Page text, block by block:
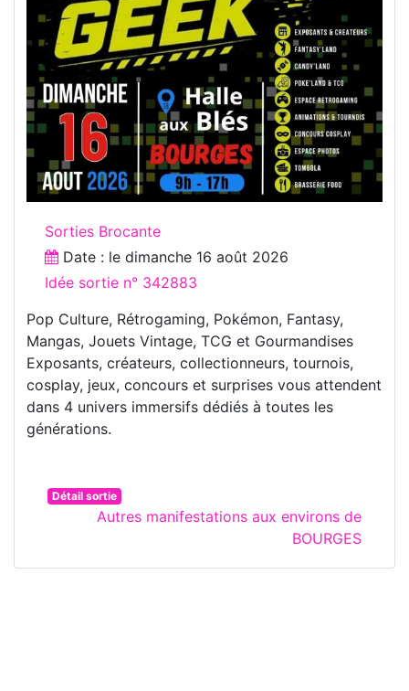
Sorties Brocante
Date : le dimanche 16 août 2026
Idée sortie n° 342883
Pop Culture, Rétrogaming, Pokémon, Fantasy,
Mangas, Jouets Vintage, TCG et Gourmandises
Exposants, créateurs, collectionneurs, tournois,
cosplay, jeux, concours et surprises vous attendent
dans 4 univers immersifs dédiés à toutes les
générations.
Détail sortie
Autres manifestations aux environs de
BOURGES